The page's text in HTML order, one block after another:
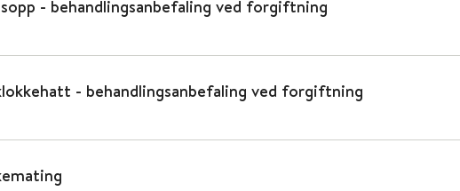
- behandlingsanbefaling ved forgiftning
- behandlingsanbefaling ved forgiftning